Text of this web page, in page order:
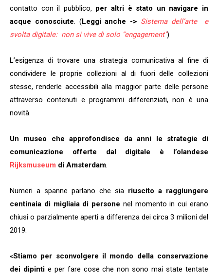
contatto con il pubblico, per altri è stato un navigare in
acque conosciute . (Leggi anche -> Sistema dell’arte e
svolta digitale: non si vive di solo “engagement”)
L’esigenza di trovare una strategia comunicativa al fine di
condividere le proprie collezioni al di fuori delle collezioni
stesse, renderle accessibili alla maggior parte delle persone
attraverso contenuti e programmi differenziati, non è una
novità.
Un museo che approfondisce da anni le strategie di
comunicazione offerte dal digitale è l’olandese
Rijksmuseum di Amsterdam
Numeri a spanne parlano che sia riuscito a raggiungere
centinaia di migliaia di persone nel momento in cui erano
chiusi o parzialmente aperti a differenza dei circa 3 milioni del
2019.
«Stiamo per sconvolgere il mondo della conservazione
dei dipintie per fare cose che non sono mai state tentate